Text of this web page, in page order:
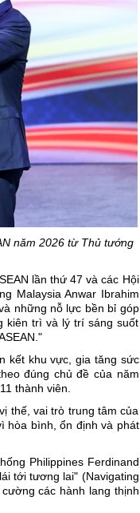
năm 2026 từ Thủ tướng
lần thứ 47 và các Hội
Malaysia Anwar Ibrahim
những nỗ lực bền bỉ góp
kiên trì và lý trí sáng suốt
kết khu vực, gia tăng sức
đúng chủ đề của năm
thành viên.
thế, vai trò trung tâm của
hòa bình, ổn định và phát
Philippines Ferdinand
tới tương lai" (Navigating
các hành lang thịnh